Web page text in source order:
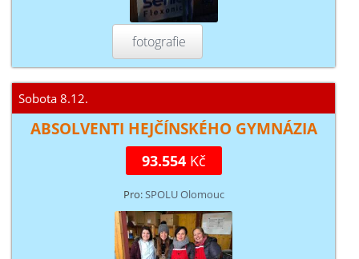
fotografie
Sobota 8.12.
ABSOLVENTI HEJČÍNSKÉHO GYMNÁZIA
93.554Kč
Pro: SPOLU Olomouc